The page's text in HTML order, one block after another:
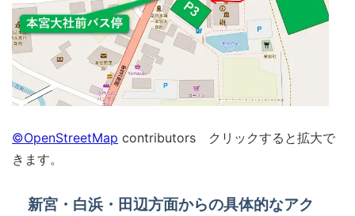
©OpenStreetMap contributors クリックすると拡大で
きます。
新宮・白浜・田辺方面からの具体的なアク